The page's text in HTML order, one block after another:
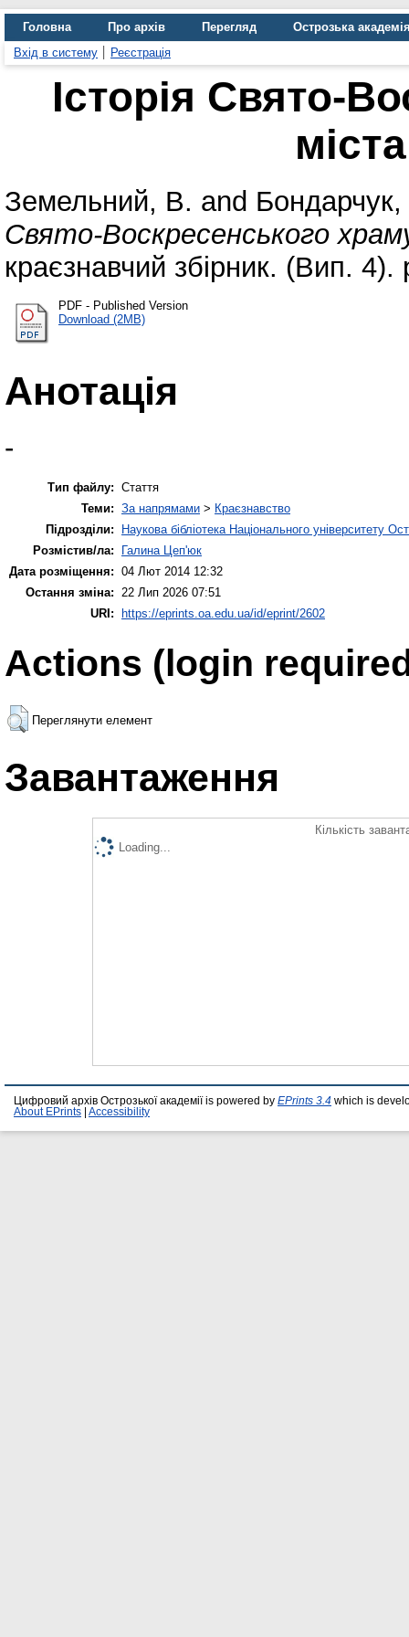
Головна Про архів Перегляд
Острозька
Вхід в систему
Реєстрація
Історія Свято-
Земельний, В. and
Свято-Воскресенського
краєзнавчий збірник. (Вип. 4).
PDF - Published Version
Download (2MB)
Анотація
-
Тип файлу: Стаття
Теми: За напрямами > Краєзнавство
Підрозділи:
Наукова бібліотека Національного університету
Розмістив/ла:
Галина Цеп'юк
Дата розміщення: 04 Лют 2014 12:32
Остання зміна:
22 Лип 2026 07:51
URI: https://eprints.oa.edu.ua/id/eprint/2602
Actions (login
Переглянути елемент
Завантаження
Кількість
Loading...
Цифровий архів Острозької академії is powered by EPrints 3.4 which is
About EPrints
Accessibility